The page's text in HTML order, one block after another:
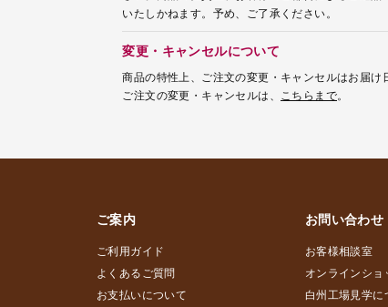
いたしかねます。予め、ご了承ください。
変更・キャンセルについて
商品の特性上、ご注文の変更・キャンセルはお届
ご注文の変更・キャンセルは、
こちらまで。
ご案内
ご利用ガイド
よくあるご質問
お支払いについて
お問い合わせ
お客様相談室
オンラインショ
白州工場見学に